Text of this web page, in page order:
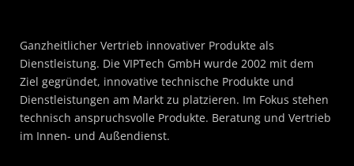
Ganzheitlicher Vertrieb innovativer Produkte als
Dienstleistung. Die VIPTech GmbH wurde 2002 mit dem
Ziel gegründet, innovative technische Produkte und
Dienstleistungen am Markt zu platzieren. Im Fokus stehen
technisch anspruchsvolle Produkte. Beratung und Vertrieb
im Innen- und Außendienst.